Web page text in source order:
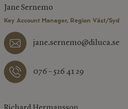
Jane Sernemo
Key Account Manager, Region Väst/Syd
jane.sernemo@diluca.se
076 – 526 41 29